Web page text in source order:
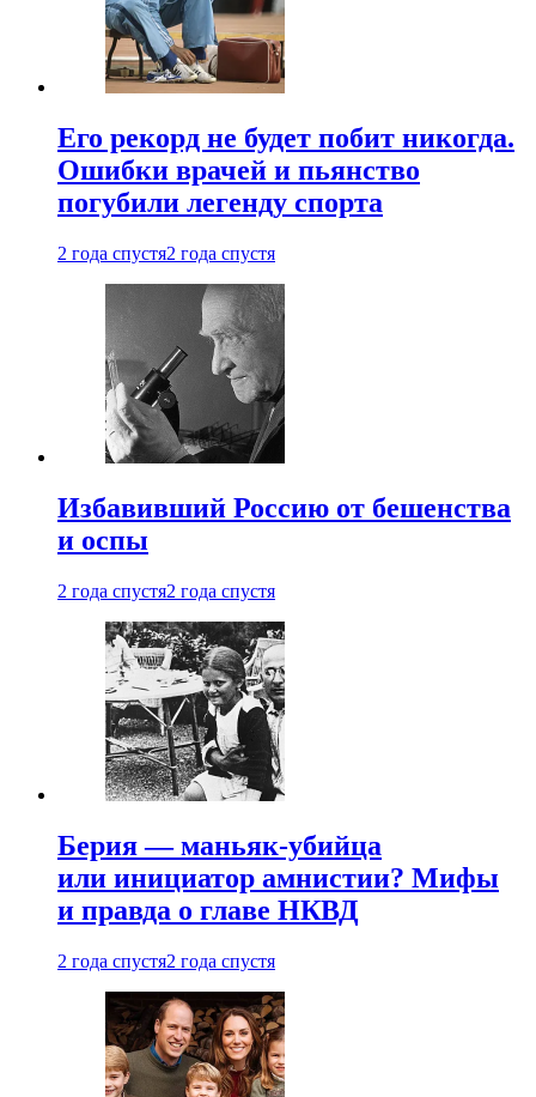
Его рекорд не будет побит никогда.
Ошибки врачей и пьянство
погубили легенду спорта
2 года спустя2 года спустя
Избавивший Россию от бешенства
и оспы
2 года спустя2 года спустя
Берия — маньяк-убийца
или инициатор амнистии? Мифы
и правда о главе НКВД
2 года спустя2 года спустя